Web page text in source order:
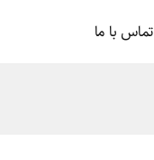
تماس با ما